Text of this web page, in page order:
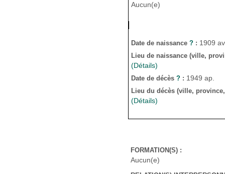
Aucun(e)
Date de naissance ? : 1909
Lieu de naissance (ville,
(Détails)
Date de décès ? : 1949 ap.
Lieu du décès (ville,
(Détails)
FORMATION(S) :
Aucun(e)